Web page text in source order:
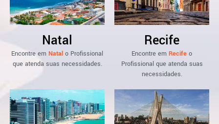
Natal
Encontre em Natal o Profissional
que atenda suas necessidades.
Recife
Encontre em Recife o
Profissional que atenda suas
necessidades.